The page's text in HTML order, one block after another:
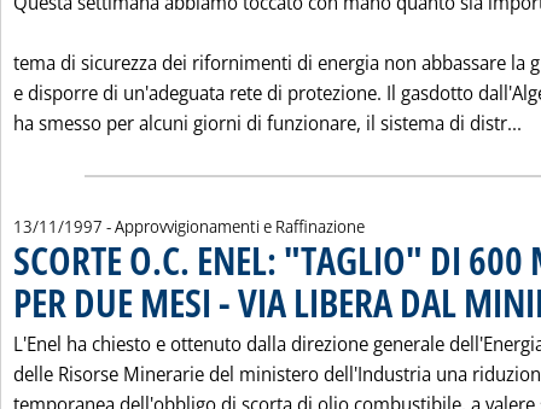
tema di sicurezza dei rifornimenti di energia non abbassare la
e disporre di un'adeguata rete di protezione. Il gasdotto
ha smesso per alcuni giorni di funzionare, il sistema di distr...
13/11/1997 - Approvvigionamenti e Raffinazione
SCORTE O.C. ENEL: "TAGLIO" DI
PER DUE MESI - VIA LIBERA DAL
L'Enel ha chiesto e ottenuto dalla direzione generale
delle Risorse Minerarie del ministero dell'Industria una